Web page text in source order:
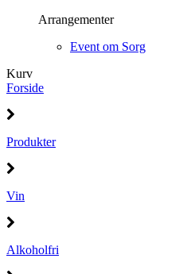
Arrangementer
Event om Sorg
Kurv
Forside
Produkter
Vin
Alkoholfri